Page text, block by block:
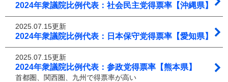
2024年衆議院比例代表：社会民主党得票率【沖縄県】
2025.07.15更新
2024年衆議院比例代表：日本保守党得票率【愛知県】
2025.07.15更新
2024年衆議院比例代表：参政党得票率【熊本県】
首都圏、関西圏、九州で得票率が高い